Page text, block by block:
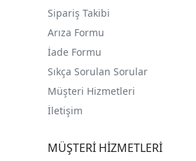
Sipariş Takibi
Arıza Formu
İade Formu
Sıkça Sorulan Sorular
Müşteri Hizmetleri
İletişim
MÜŞTERİ HİZMETLERİ